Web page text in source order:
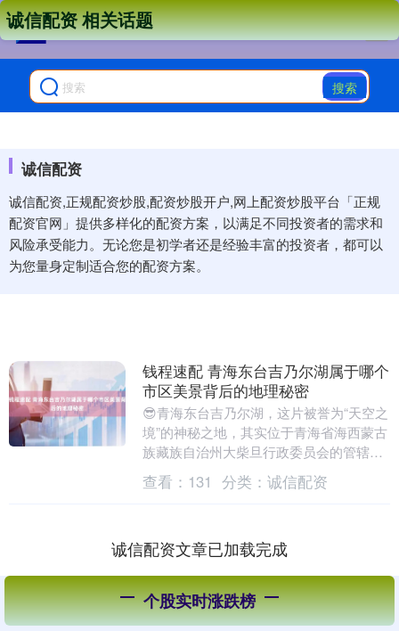
搜索
诚信配资
诚信配资,正规配资炒股,配资炒股开户,网上配资炒股平台「正规
配资官网」提供多样化的配资方案，以满足不同投资者的需求和
风险承受能力。无论您是初学者还是经验丰富的投资者，都可以
为您量身定制适合您的配资方案。
诚信配资 相关话题
钱程速配 青海东台吉乃尔湖属于哪个
市区美景背后的地理秘密
😎青海东台吉乃尔湖，这片被誉为“天空之
境”的神秘之地，其实位于青海省海西蒙古
族藏族自治州大柴旦行政委员会的管辖范
围内。 😉这片湖泊以其绝美的景色吸引着
无数游客，....
查看： 131 分类： 诚信配资
诚信配资文章已加载完成
个股实时涨跌榜